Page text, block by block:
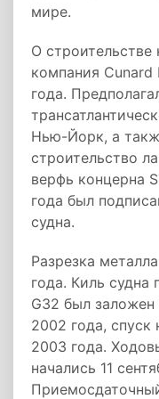
мире.
О строительстве
компания Cunard
года.
Нью-Йорк, а
строительство
верфь концерна
года был
судна.
Разрезка
года. Киль
G32 был
2002 года, спуск
2003 года.
начались 11